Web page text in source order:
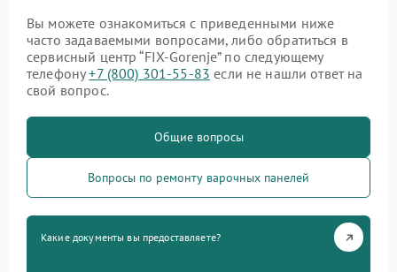
Вы можете ознакомиться с приведенными ниже
часто задаваемыми вопросами, либо обратиться в
сервисный центр “FIX-Gorenje” по следующему
телефону+7 (800) 301-55-83 если не нашли ответ на
свой вопрос.
Общие вопросы
Вопросы по ремонту варочных панелей
Какие документы вы предоставляете?